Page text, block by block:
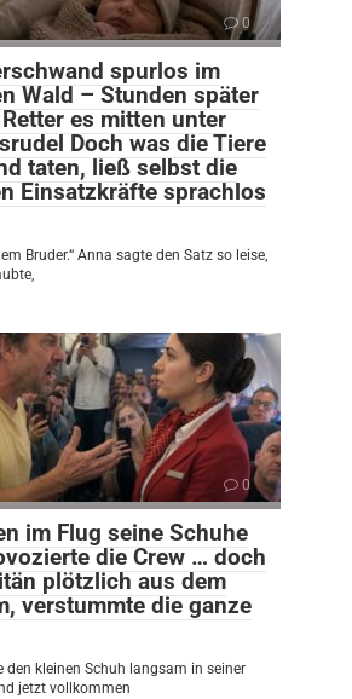
0
spurlos im
Wald – Stunden später
es mitten unter
Doch was die Tiere
taten, ließ selbst die
Einsatzkräfte sprachlos
Bruder.“ Anna sagte den Satz so leise,
0
im Flug seine Schuhe
die Crew … doch
plötzlich aus dem
verstummte die ganze
den kleinen Schuh langsam in seiner
jetzt vollkommen